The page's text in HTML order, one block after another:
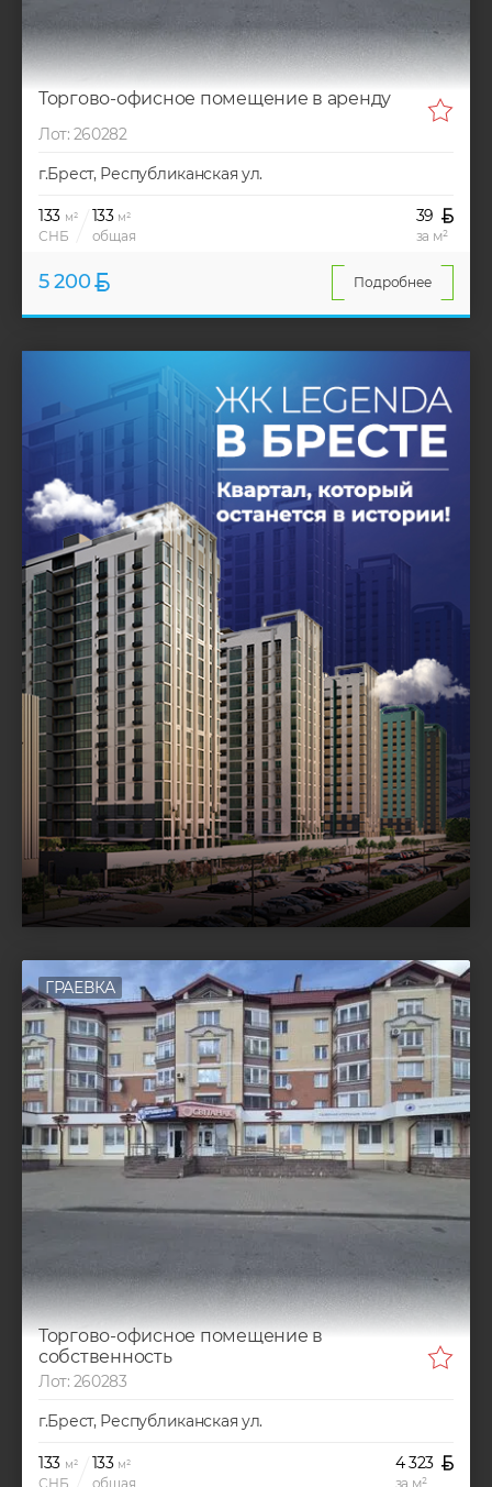
Торгово-офисное помещение в аренду
Лот: 260282
г.Брест, Республиканская ул.
133 м²
СНБ
133 м²
общая
39
за м²
5 200 Подробнее
ГРАЕВКА
Торгово-офисное помещение в
собственность
Лот: 260283
г.Брест, Республиканская ул.
133 м²
СНБ
133 м²
общая
4 323
за м²